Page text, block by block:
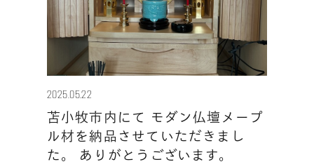
2025.05.22
苫小牧市内にて モダン仏壇メープ
ル材を納品させていただきまし
た。 ありがとうございます。